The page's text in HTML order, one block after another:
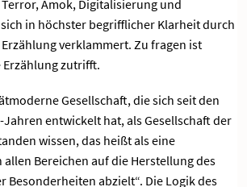
Amok, Digitalisierung und
in höchster begrifflicher Klarheit durch
verklammert. Zu fragen ist
zutrifft.
Gesellschaft, die sich seit den
Jahren entwickelt hat, als Gesellschaft der
wissen, das heißt als eine
allen Bereichen auf die Herstellung des
Besonderheiten abzielt“. Die Logik des